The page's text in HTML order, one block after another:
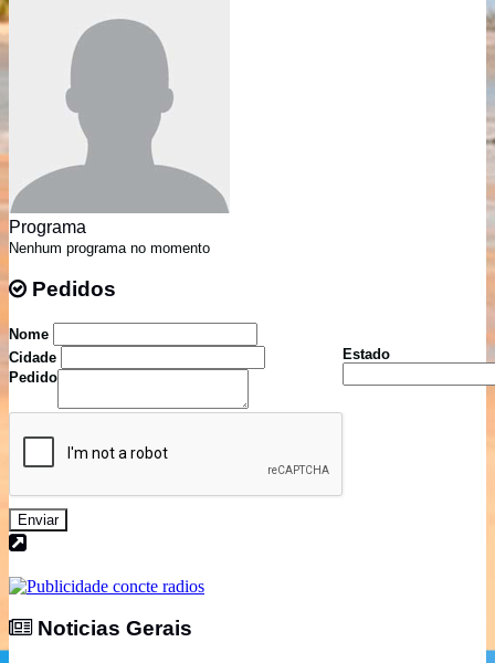
Programa
Nenhum programa no momento
Pedidos
Nome
Cidade
Estado
Pedido
Enviar
Noticias Gerais